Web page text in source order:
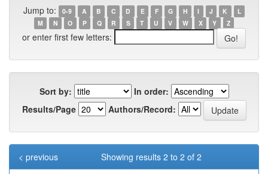
Jump to: 0-9 A B C D E F G H I J K
L
M
N O P Q R S T U V W X Y Z
or enter first few letters:
Sort by:
In order:
Results/Page
Authors/Record:
Showing results 2 to 2 of 2
< previous